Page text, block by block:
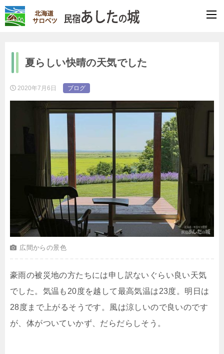
夏らしい快晴の天気でした
2020年7月6日 ブログ
広間からの景色
豪雨の被災地の方たちには申し訳ないぐらい良い天気
でした。気温も20度を越して最高気温は23度。明日は
28度まで上がるそうです。風は涼しいので良いのです
が、体がついていかず、だらだらしそう。